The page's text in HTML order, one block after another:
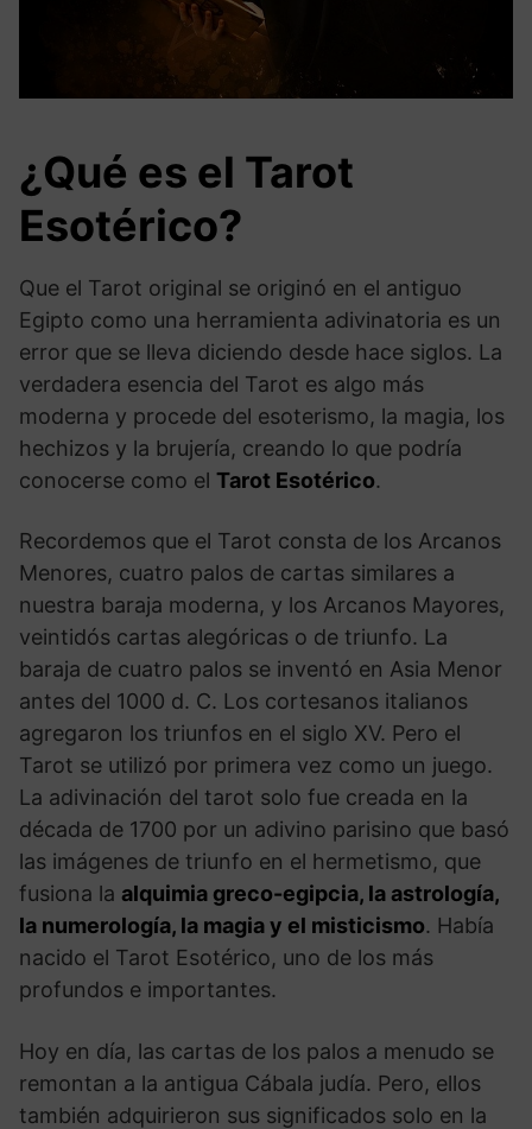
¿Qué es el Tarot
Esotérico?
Que el Tarot original se originó en el antiguo
Egipto como una herramienta adivinatoria es un
error que se lleva diciendo desde hace siglos. La
verdadera esencia del Tarot es algo más
moderna y procede del esoterismo, la magia, los
hechizos y la brujería, creando lo que podría
conocerse como el Tarot Esotérico.
Recordemos que el Tarot consta de los Arcanos
Menores, cuatro palos de cartas similares a
nuestra baraja moderna, y los Arcanos Mayores,
veintidós cartas alegóricas o de triunfo. La
baraja de cuatro palos se inventó en Asia Menor
antes del 1000 d. C. Los cortesanos italianos
agregaron los triunfos en el siglo XV. Pero el
Tarot se utilizó por primera vez como un juego.
La adivinación del tarot solo fue creada en la
década de 1700 por un adivino parisino que basó
las imágenes de triunfo en el hermetismo, que
fusiona la alquimia greco-egipcia, la astrología,
la numerología, la magia y el misticismo. Había
nacido el Tarot Esotérico, uno de los más
profundos e importantes.
Hoy en día, las cartas de los palos a menudo se
remontan a la antigua Cábala judía. Pero, ellos
también adquirieron sus significados solo en la